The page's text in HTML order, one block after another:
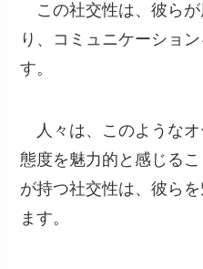
この社交性は、彼ら
り、コミュニケーショ
す。
人々は、このような
態度を魅力的と感じる
が持つ社交性は、彼ら
ます。